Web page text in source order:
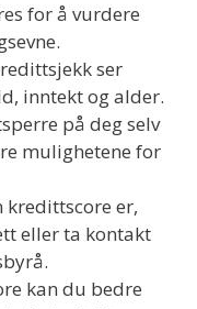
for å vurdere
ser
inntekt og alder.
på deg selv
mulighetene for
kredittscore er,
eller ta kontakt
kan du bedre